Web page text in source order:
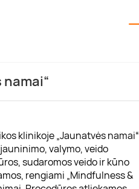
klinikoje „Jaunatvės namai“
valymo, veido
sudaromos veido ir kūno
rengiami „Mindfulness &